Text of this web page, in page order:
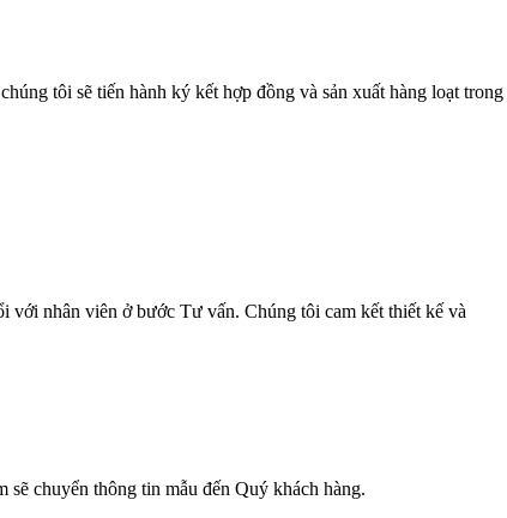
tôi sẽ tiến hành ký kết hợp đồng và sản xuất hàng loạt trong
với nhân viên ở bước Tư vấn. Chúng tôi cam kết thiết kế và
chuyển thông tin mẫu đến Quý khách hàng.